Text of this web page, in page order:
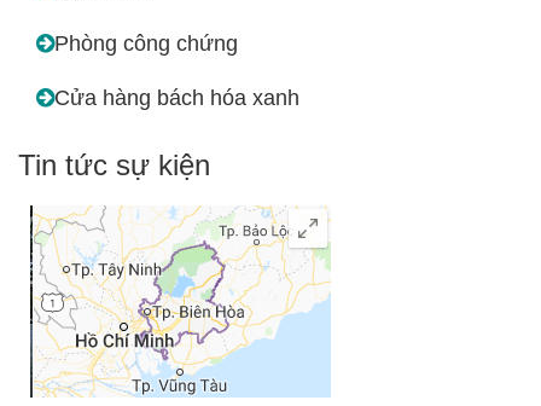
Phòng công chứng
Cửa hàng bách hóa xanh
Tin tức sự kiện